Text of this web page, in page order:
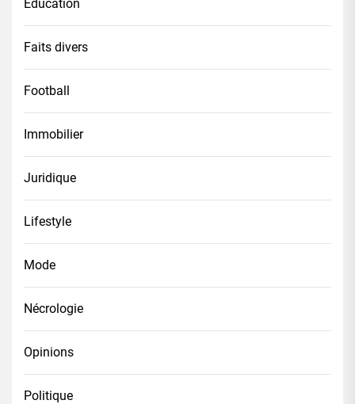
Éducation
Faits divers
Football
Immobilier
Juridique
Lifestyle
Mode
Nécrologie
Opinions
Politique